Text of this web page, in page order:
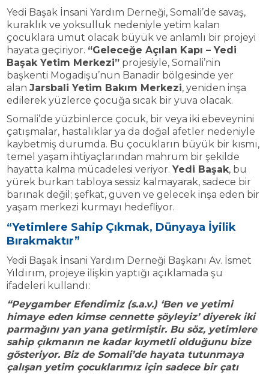
Yedi Başak İnsani Yardım Derneği, Somali’de savaş,
kuraklık ve yoksulluk nedeniyle yetim kalan
çocuklara umut olacak büyük ve anlamlı bir projeyi
hayata geçiriyor. “Geleceğe Açılan Kapı – Yedi
Başak Yetim Merkezi”projesiyle, Somali’nin
başkenti Mogadişu’nun Banadir bölgesinde yer
alan Jarsbali Yetim Bakım Merkezi, yeniden inşa
edilerek yüzlerce çocuğa sıcak bir yuva olacak.
Somali’de yüzbinlerce çocuk, bir veya iki ebeveynini
çatışmalar, hastalıklar ya da doğal afetler nedeniyle
kaybetmiş durumda. Bu çocukların büyük bir kısmı,
temel yaşam ihtiyaçlarından mahrum bir şekilde
hayatta kalma mücadelesi veriyor. Yedi Başak, bu
yürek burkan tabloya sessiz kalmayarak, sadece bir
barınak değil; şefkat, güven ve gelecek inşa eden bir
yaşam merkezi kurmayı hedefliyor.
“Yetimlere Sahip Çıkmak, Dünyaya İyilik
Bırakmaktır”
Yedi Başak İnsani Yardım Derneği Başkanı Av. İsmet
Yıldırım, projeye ilişkin yaptığı açıklamada şu
ifadeleri kullandı:
“Peygamber Efendimiz (s.a.v.) ‘Ben ve yetimi
himaye eden kimse cennette şöyleyiz’ diyerek iki
parmağını yan yana getirmiştir. Bu söz, yetimlere
sahip çıkmanın ne kadar kıymetli olduğunu bize
gösteriyor. Biz de Somali’de hayata tutunmaya
çalışan yetim çocuklarımız için sadece bir çatı